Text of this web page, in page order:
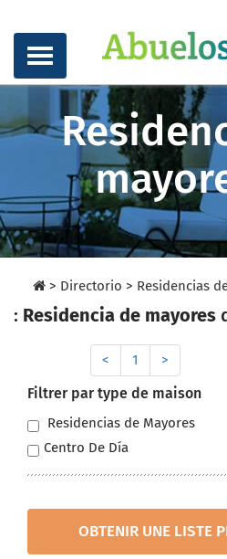
> Directorio > Residencias
: Residencia de mayores
< 1 >
Filtrer par type de maison
Residencias de Mayores
Centro De Día
OBTENIR UNE LISTE